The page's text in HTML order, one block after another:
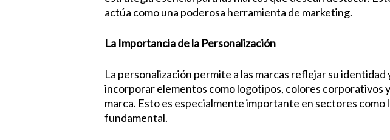
actúa como una poderosa herramienta de marketing.
La Importancia de la Personalización
La personalización permite a las marcas reflejar su
incorporar elementos como logotipos, colores corporativos
marca. Esto es especialmente importante en sectores
fundamental.